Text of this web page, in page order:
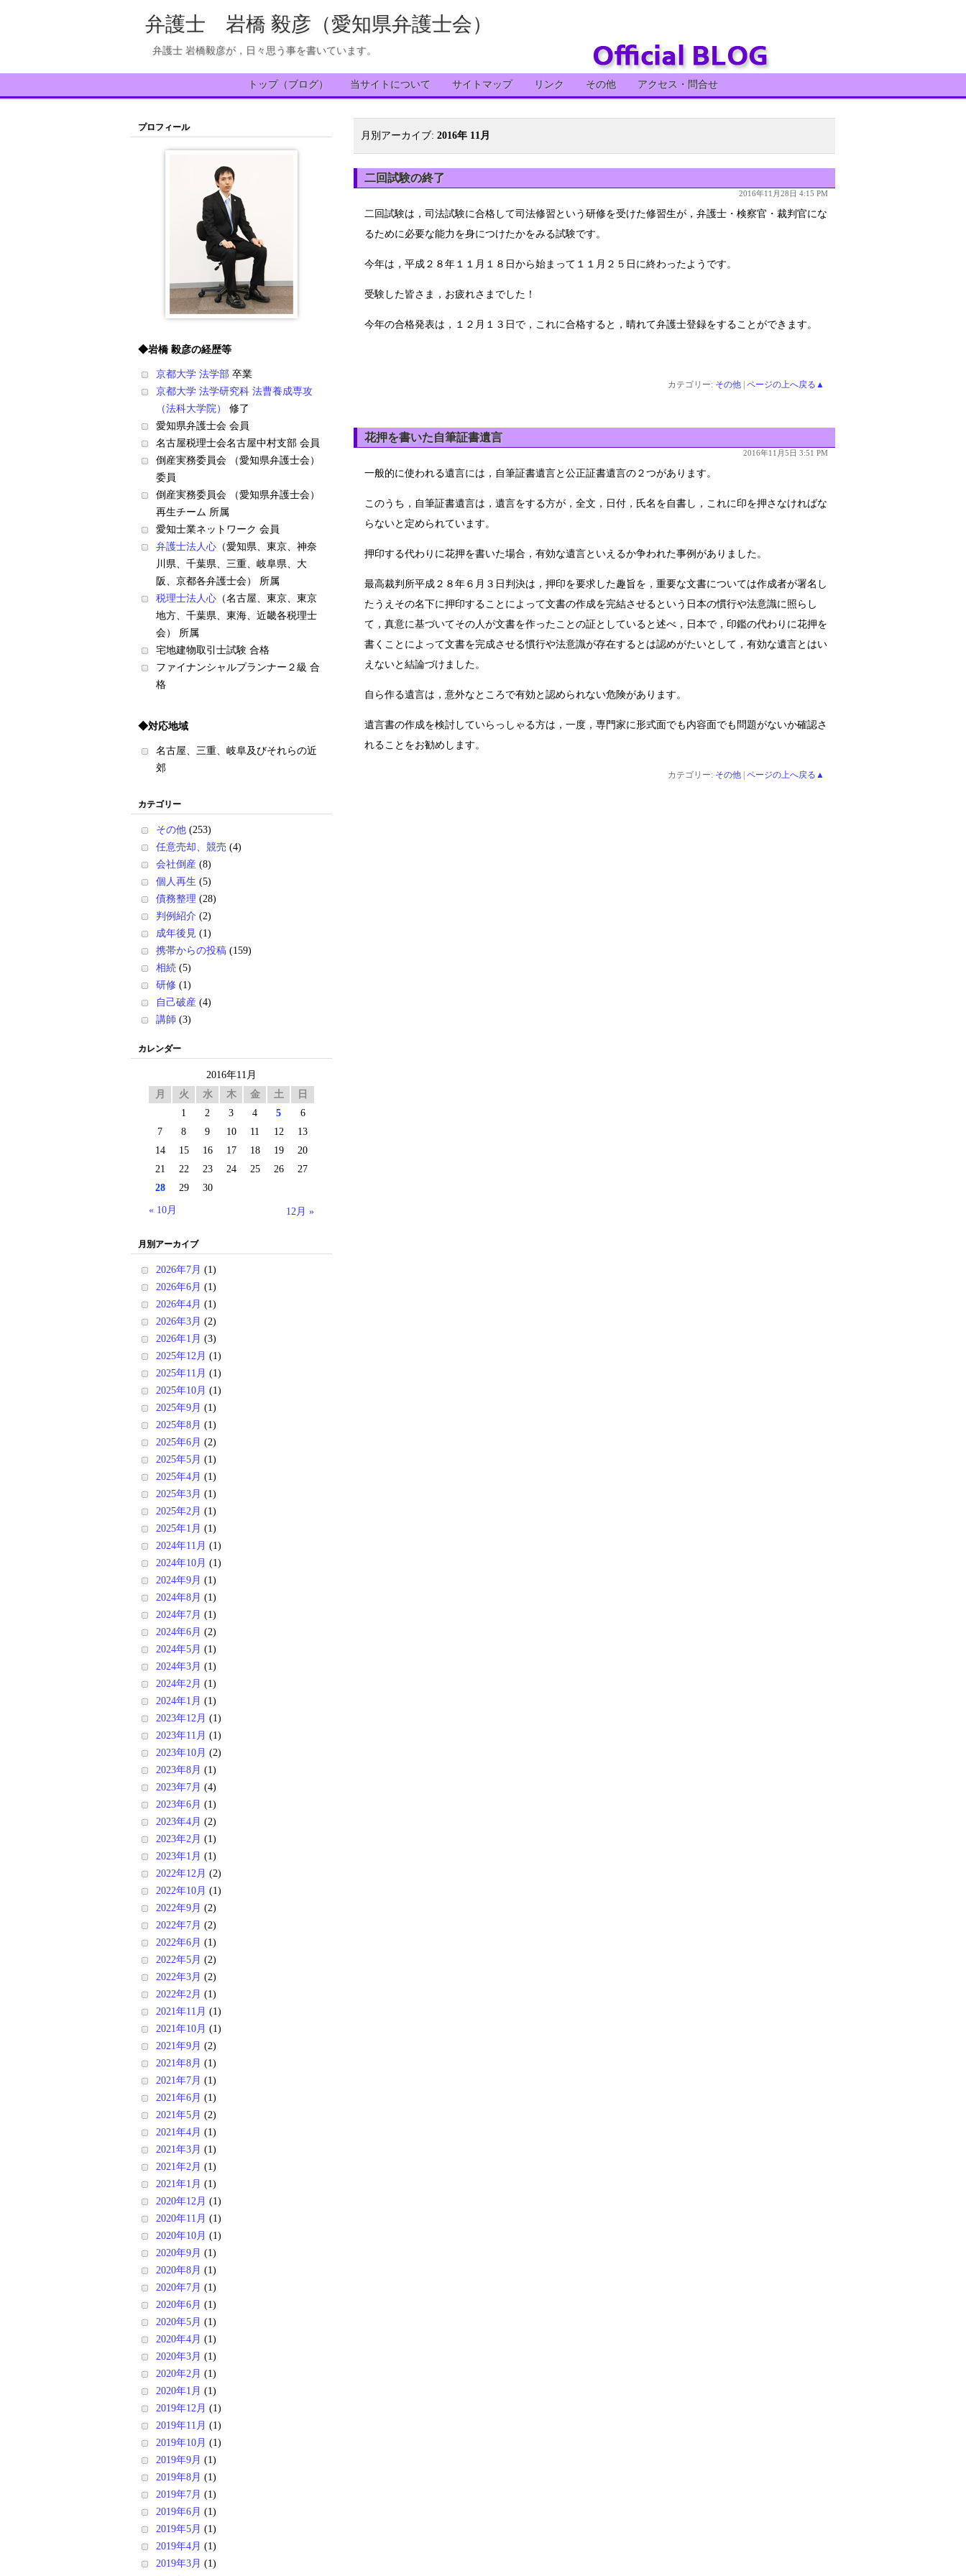
弁護士 岩橋 毅彦（愛知県弁護士会）
弁護士 岩橋毅彦が，日々思う事を書いています。
トップ（ブログ） 当サイトについて サイトマップ リンク その他 アクセス・問合せ
月別アーカイブ: 2016年 11月
二回試験の終了
2016年11月28日 4:15 PM
二回試験は，司法試験に合格して司法修習という研修を受けた修習生が，弁護士・検察官・裁判官にな
るために必要な能力を身につけたかをみる試験です。
今年は，平成２８年１１月１８日から始まって１１月２５日に終わったようです。
受験した皆さま，お疲れさまでした！
今年の合格発表は，１２月１３日で，これに合格すると，晴れて弁護士登録をすることができます。
カテゴリー: その他 ページの上へ戻る▲
花押を書いた自筆証書遺言
2016年11月5日 3:51 PM
一般的に使われる遺言には，自筆証書遺言と公正証書遺言の２つがあります。
このうち，自筆証書遺言は，遺言をする方が，全文，日付，氏名を自書し，これに印を押さなければな
らないと定められています。
押印する代わりに花押を書いた場合，有効な遺言といえるか争われた事例がありました。
最高裁判所平成２８年６月３日判決は，押印を要求した趣旨を，重要な文書については作成者が署名し
たうえその名下に押印することによって文書の作成を完結させるという日本の慣行や法意識に照らし
て，真意に基づいてその人が文書を作ったことの証としていると述べ，日本で，印鑑の代わりに花押を
書くことによって文書を完成させる慣行や法意識が存在するとは認めがたいとして，有効な遺言とはい
えないと結論づけました。
自ら作る遺言は，意外なところで有効と認められない危険があります。
遺言書の作成を検討していらっしゃる方は，一度，専門家に形式面でも内容面でも問題がないか確認さ
れることをお勧めします。
カテゴリー: その他 ページの上へ戻る▲
プロフィール
◆岩橋 毅彦の経歴等
京都大学 法学部 卒業
京都大学 法学研究科 法曹養成専攻
（法科大学院）
修了
愛知県弁護士会 会員
名古屋税理士会名古屋中村支部 会員
倒産実務委員会 （愛知県弁護士会）
委員
倒産実務委員会 （愛知県弁護士会）
再生チーム 所属
愛知士業ネットワーク 会員
弁護士法人心 （愛知県、東京、神奈
川県、千葉県、三重、岐阜県、大
阪、京都各弁護士会） 所属
税理士法人心 （名古屋、東京、東京
地方、千葉県、東海、近畿各税理士
会） 所属
宅地建物取引士試験 合格
ファイナンシャルプランナー２級 合
格
◆対応地域
名古屋、三重、岐阜及びそれらの近
郊
カテゴリー
その他 (253)
任意売却、競売 (4)
会社倒産 (8)
個人再生 (5)
債務整理 (28)
判例紹介 (2)
成年後見 (1)
携帯からの投稿 (159)
相続 (5)
研修 (1)
自己破産 (4)
講師 (3)
カレンダー
2016年11月
月
火 水 木 金 土 日
« 10月 12月 »
1 2 3 4 5
6
7
8 9 10 11 12
13
14
15 16 17 18 19
20
21
22 23 24 25 26
27
28
29 30
月別アーカイブ
2026年7月 (1)
2026年6月 (1)
2026年4月 (1)
2026年3月 (2)
2026年1月 (3)
2025年12月 (1)
2025年11月 (1)
2025年10月 (1)
2025年9月 (1)
2025年8月 (1)
2025年6月 (2)
2025年5月 (1)
2025年4月 (1)
2025年3月 (1)
2025年2月 (1)
2025年1月 (1)
2024年11月 (1)
2024年10月 (1)
2024年9月 (1)
2024年8月 (1)
2024年7月 (1)
2024年6月 (2)
2024年5月 (1)
2024年3月 (1)
2024年2月 (1)
2024年1月 (1)
2023年12月 (1)
2023年11月 (1)
2023年10月 (2)
2023年8月 (1)
2023年7月 (4)
2023年6月 (1)
2023年4月 (2)
2023年2月 (1)
2023年1月 (1)
2022年12月 (2)
2022年10月 (1)
2022年9月 (2)
2022年7月 (2)
2022年6月 (1)
2022年5月 (2)
2022年3月 (2)
2022年2月 (1)
2021年11月 (1)
2021年10月 (1)
2021年9月 (2)
2021年8月 (1)
2021年7月 (1)
2021年6月 (1)
2021年5月 (2)
2021年4月 (1)
2021年3月 (1)
2021年2月 (1)
2021年1月 (1)
2020年12月 (1)
2020年11月 (1)
2020年10月 (1)
2020年9月 (1)
2020年8月 (1)
2020年7月 (1)
2020年6月 (1)
2020年5月 (1)
2020年4月 (1)
2020年3月 (1)
2020年2月 (1)
2020年1月 (1)
2019年12月 (1)
2019年11月 (1)
2019年10月 (1)
2019年9月 (1)
2019年8月 (1)
2019年7月 (1)
2019年6月 (1)
2019年5月 (1)
2019年4月 (1)
2019年3月 (1)